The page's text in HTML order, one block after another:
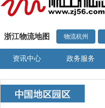
浙江物流地图 物流杭州
资讯中心 政务服务